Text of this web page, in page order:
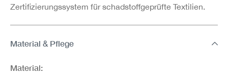
Zertifizierungssystem für schadstoffgeprüfte Textilien.
Material & Pflege
Material: